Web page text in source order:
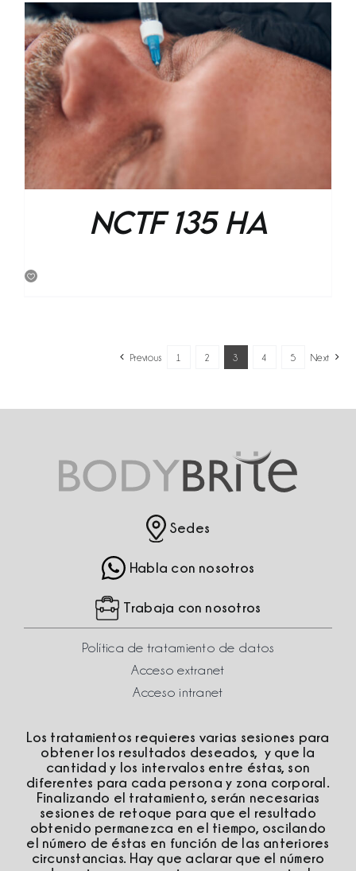
Nctf 135 HA
Previous 1 2 3 4 5 Next
Sedes
Habla con nosotros
Trabaja con nosotros
Política de tratamiento de datos
Acceso extranet
Acceso intranet
Los tratamientos requieres varias sesiones para
obtener los resultados deseados, y que la
cantidad y los intervalos entre éstas, son
diferentes para cada persona y zona corporal.
Finalizando el tratamiento, serán necesarias
sesiones de retoque para que el resultado
obtenido permanezca en el tiempo, oscilando
el número de éstas en función de las anteriores
circunstancias. Hay que aclarar que el número